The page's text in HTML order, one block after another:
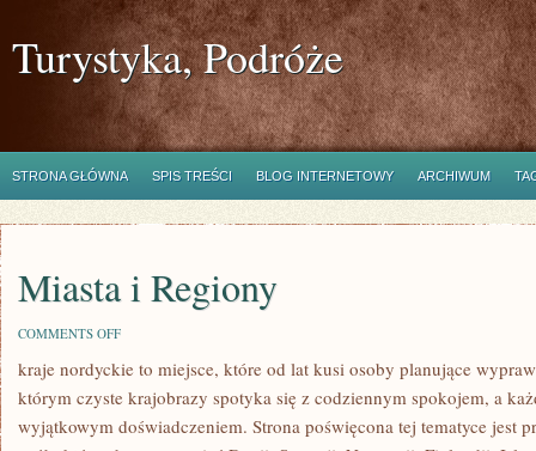
Turystyka, Podróże
STRONA GŁÓWNA SPIS TREŚCI BLOG INTERNETOWY ARCHIWUM
Miasta i Regiony
COMMENTS OFFON
I
kraje nordyckie to miejsce, które od lat kusi osoby planujące
którym czyste krajobrazy spotyka się z codziennym spokojem, a
wyjątkowym doświadczeniem. Strona poświęcona tej tematyce jest